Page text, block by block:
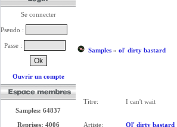
Se connecter
Pseudo :
Passe :
Ouvrir un compte
Samples: 64837
Reprises: 4006
Samples» ol' dirty bastard
Titre: I can't wait
Artiste: Ol' dirty bastard